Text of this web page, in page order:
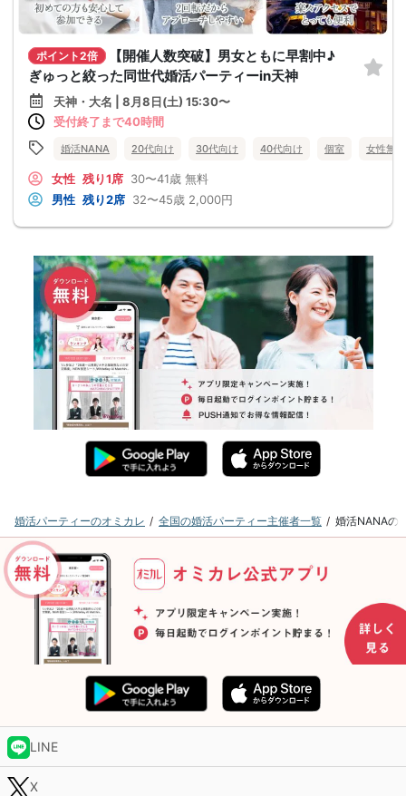
ポイント2倍
【開催人数突破】男女ともに早割中♪
ぎゅっと絞った同世代婚活パーティーin天神
天神・大名 | 8月8日(土) 15:30〜
受付終了まで40時間
婚活NANA 20代向け 30代向け 40代向け 個室 女性無料
女性 残り1席 30〜41歳 無料
男性 残り2席 32〜45歳 2,000円
婚活パーティーのオミカレ 全国の婚活パーティー主催者一覧 婚活NANAの
LINE
X